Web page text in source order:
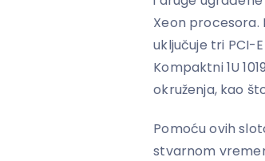
Xeon procesora.
uključuje tri PCI-
Kompaktni 1U
okruženja, kao
Pomoću ovih
stvarnom